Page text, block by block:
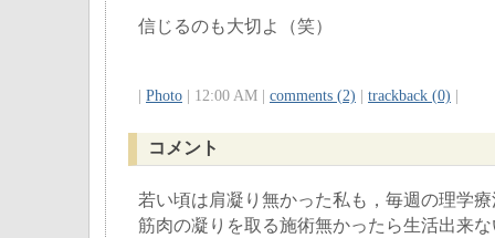
信じるのも大切よ（笑）
Photo | 12:00 AM | comments (2) trackback (0)
コメント
若い頃は肩凝り無かった私も，毎週の理学
筋肉の凝りを取る施術無かったら生活出来